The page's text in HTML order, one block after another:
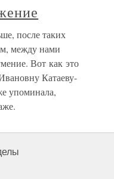
после таких
между нами
Вот как это
Катаеву-
упоминала,